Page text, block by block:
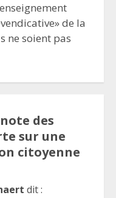
de la
ne soient pas
des
sur une
citoyenne
dit :